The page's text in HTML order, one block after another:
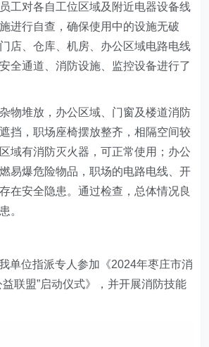
工对各自工位区域及附近电器设备线
进行自查，确保使用中的设施无破
店、仓库、机房、办公区域电路电线
全通道、消防设施、监控设备进行了
物堆放，办公区域、门窗及楼道消防
挡，职场座椅摆放整齐，相隔空间较
域有消防灭火器，可正常使用；办公
易爆危险物品，职场的电路电线、开
在安全隐患。通过检查，总体情况良
。
单位指派专人参加《2024年枣庄市消
联盟”启动仪式》，并开展消防技能